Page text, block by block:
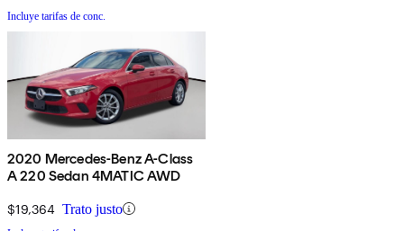
Incluye tarifas de conc.
2020 Mercedes-Benz A-Class
A 220 Sedan 4MATIC AWD
$19,364 Trato justo